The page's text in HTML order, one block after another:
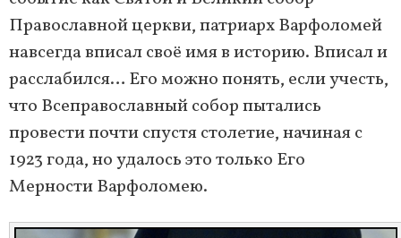
Православной церкви, патриарх Варфоломей
навсегда вписал своё имя в историю. Вписал и
расслабился… Его можно понять, если учесть,
что Всеправославный собор пытались
провести почти спустя столетие, начиная с
1923 года, но удалось это только Его
Мерности Варфоломею.